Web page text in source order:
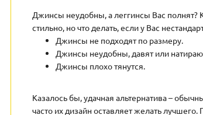
Джинсы неудобны, а леггинсы Вас
стильно, но что делать, если у Вас
Джинсы не подходят по размеру.
Джинсы неудобны, давят или
Джинсы плохо тянутся.
Казалось бы, удачная альтернатива –
часто их дизайн оставляет желать